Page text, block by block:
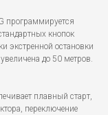
программируется
кнопок
экстренной остановки
до 50 метров.
плавный старт,
переключение